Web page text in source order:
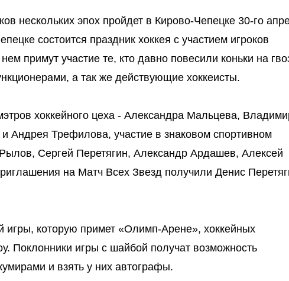
нескольких эпох пройдет в Кирово-Чепецке 30-го
состоится праздник хоккея с участием игроков
примут участие те, кто давно повесили коньки на
а так же действующие хоккеисты.
хоккейного цеха - Александра Мальцева,
Андрея Трефилова, участие в знаковом спортивном
Сергей Перетягин, Александр Ардашев, Алексей
на Матч Всех Звезд получили Денис
которую примет «Олимп-Арене», хоккейных
Поклонники игры с шайбой получат возможность
и взять у них автографы.